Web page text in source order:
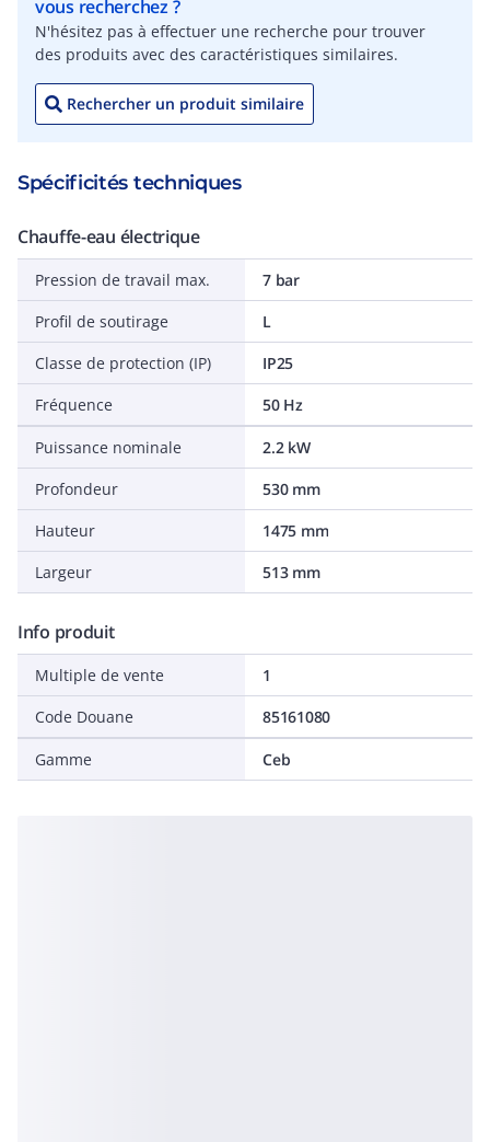
vous recherchez ?
N'hésitez pas à effectuer une recherche pour trouver
des produits avec des caractéristiques similaires.
Rechercher un produit similaire
Spécificités techniques
Chauffe-eau électrique
Pression de travail max.
7 bar
Profil de soutirage
L
Classe de protection (IP)
IP25
Fréquence
50 Hz
Puissance nominale
2.2 kW
Profondeur
530 mm
Hauteur
1475 mm
Largeur
513 mm
Info produit
Multiple de vente
1
Code Douane
85161080
Gamme Ceb